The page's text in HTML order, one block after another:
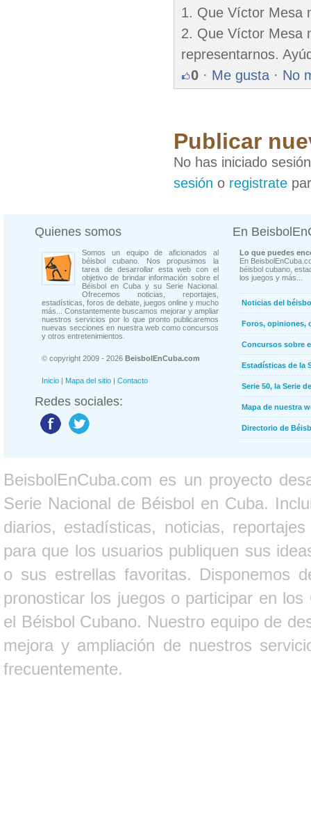
1. Que Víctor Mesa
2. Que Víctor Mesa
representarnos.
0 · Me gusta · No
Publicar
No has iniciado
sesión o registrate
Quienes somos
Somos un equipo de aficionados al
béisbol cubano. Nos propusimos la
tarea de desarrollar esta web con el
objetivo de brindar información sobre el
Béisbol en Cuba y su Serie Nacional.
Ofrecemos noticias, reportajes,
estadísticas, foros de debate, juegos online y mucho
más... Constantemente buscamos mejorar y ampliar
nuestros servicios por lo que pronto publicaremos
nuevas secciones en nuestra web como concursos
y otros entretenimientos.
© copyright 2009 - 2026 BeisbolEnCuba.com
Inicio | Mapa del sitio | Contacto
Redes sociales:
En
Lo que puedes
En
béisbol cubano,
los juegos y más...
Noticias del
Foros, opiniones,
Concursos sobre
Estadísticas de la
Serie 50, la Serie
Mapa de nuestra
Directorio de
BeisbolEnCuba.com es un proyecto
Serie Nacional de Béisbol en Cuba.
diarios, estadísticas, noticias,
para que los usuarios publiquen sus
o sus estrellas favoritas. Disponemos
pronosticar los juegos o participar en
el Béisbol Cubano. Nuestro equipo de
mejora y ampliación de nuestros
frecuentemente.